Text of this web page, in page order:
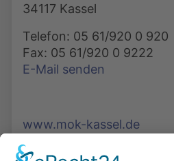
34117 Kassel
Telefon: 05 61/920 0 920
Fax: 05 61/920 0 9222
E-Mail senden
www.mok-kassel.de